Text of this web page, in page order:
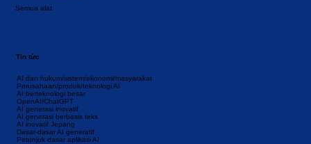
Semua alat
AI dan hukum/sistem/ekonomi/masyarakat
Perusahaan/produk/teknologi AI
AI berteknologi besar
OpenAI/ChatGPT
AI generasi inovatif
AI generasi berbasis teks
AI inovatif Jepang
Dasar-dasar AI generatif
Petunjuk dasar aplikasi AI
Tin tức